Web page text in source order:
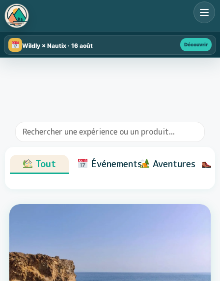
Wildly × Nautix · 16 août Découvrir
Tout Événements Aventures